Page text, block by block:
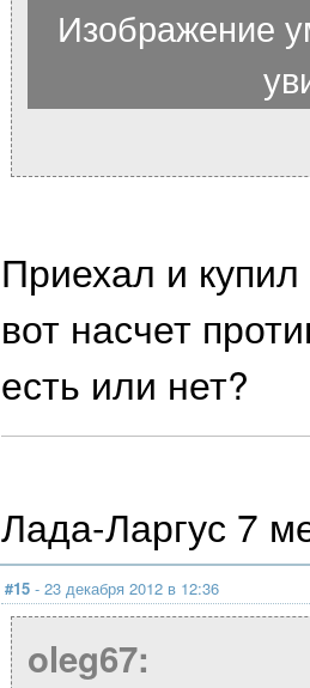
Изображение
Приехал и
вот насчет
есть или нет?
Лада-Ларгус 7
#15 - 23 декабря 2012 в 12:36
oleg67: